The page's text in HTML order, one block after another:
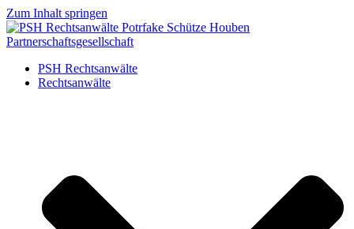
Zum Inhalt springen
PSH Rechtsanwälte
Rechtsanwälte